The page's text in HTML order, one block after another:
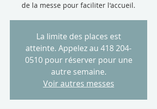
de la messe pour faciliter l'accueil.
La limite des places est
atteinte. Appelez au 418 204-
0510 pour réserver pour une
autre semaine.
Voir autres messes